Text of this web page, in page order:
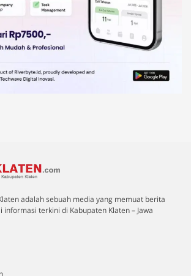
adalah sebuah media yang memuat berita
terkini di Kabupaten Klaten – Jawa